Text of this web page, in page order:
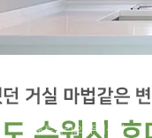
홈 포트폴리오 주거공간